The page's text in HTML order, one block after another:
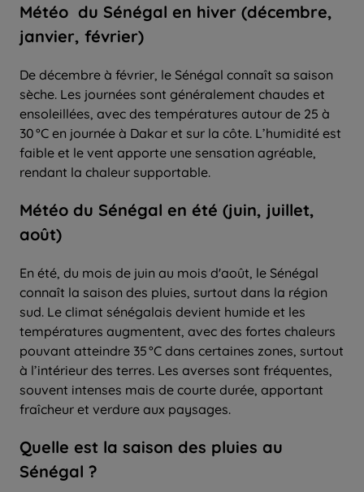
Météo du Sénégal en hiver (décembre,
janvier, février)
De décembre à février, le Sénégal connaît sa saison
sèche. Les journées sont généralement chaudes et
ensoleillées, avec des températures autour de 25 à
30 °C en journée à Dakar et sur la côte. L’humidité est
faible et le vent apporte une sensation agréable,
rendant la chaleur supportable.
Météo du Sénégal en été (juin, juillet,
août)
En été, du mois de juin au mois d'août, le Sénégal
connaît la saison des pluies, surtout dans la région
sud. Le climat sénégalais devient humide et les
températures augmentent, avec des fortes chaleurs
pouvant atteindre 35 °C dans certaines zones, surtout
à l’intérieur des terres. Les averses sont fréquentes,
souvent intenses mais de courte durée, apportant
fraîcheur et verdure aux paysages.
Quelle est la saison des pluies au
Sénégal ?